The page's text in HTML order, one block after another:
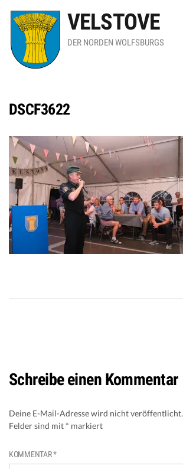
VELSTOVE
DER NORDEN WOLFSBURGS
DSCF3622
Schreibe einen Kommentar
Deine E-Mail-Adresse wird nicht veröffentlicht.
Felder sind mit * markiert
KOMMENTAR*